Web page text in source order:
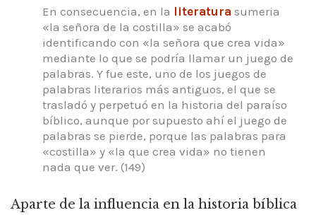
En consecuencia, en la literatura sumeria
«la señora de la costilla» se acabó
identificando con «la señora que crea vida»
mediante lo que se podría llamar un juego de
palabras. Y fue este, uno de los juegos de
palabras literarios más antiguos, el que se
trasladó y perpetuó en la historia del paraíso
bíblico, aunque por supuesto ahí el juego de
palabras se pierde, porque las palabras para
«costilla» y «la que crea vida» no tienen
nada que ver. (149)
Aparte de la influencia en la historia bíblica